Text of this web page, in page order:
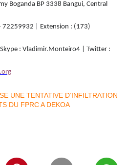
Boganda BP 3338 Bangui, Central
72259932 | Extension : (173)
: Vladimir.Monteiro4 | Twitter :